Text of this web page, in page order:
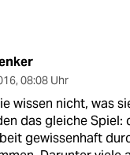
, 08:08 Uhr
wissen nicht, was
das gleiche Spiel:
gewissenhaft